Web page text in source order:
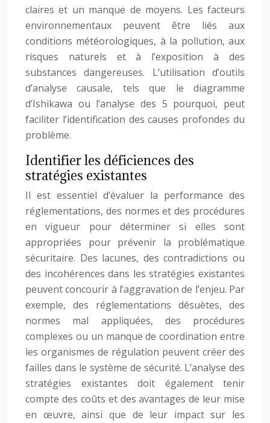
claires et un manque de moyens. Les facteurs
environnementaux peuvent être liés aux
conditions météorologiques, à la pollution, aux
risques naturels et à l’exposition à des
substances dangereuses. L’utilisation d’outils
d’analyse causale, tels que le diagramme
d’Ishikawa ou l’analyse des 5 pourquoi, peut
faciliter l’identification des causes profondes du
problème.
Identifier les déficiences des
stratégies existantes
Il est essentiel d’évaluer la performance des
réglementations, des normes et des procédures
en vigueur pour déterminer si elles sont
appropriées pour prévenir la problématique
sécuritaire. Des lacunes, des contradictions ou
des incohérences dans les stratégies existantes
peuvent concourir à l’aggravation de l’enjeu. Par
exemple, des réglementations désuètes, des
normes mal appliquées, des procédures
complexes ou un manque de coordination entre
les organismes de régulation peuvent créer des
failles dans le système de sécurité. L’analyse des
stratégies existantes doit également tenir
compte des coûts et des avantages de leur mise
en œuvre, ainsi que de leur impact sur les